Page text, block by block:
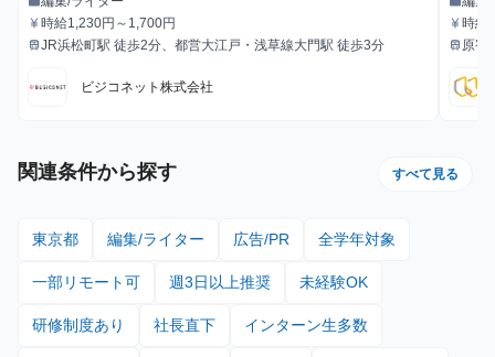
職種
給与
currency_yen時給1,230円～1,700円
最寄駅
trainJR浜松町駅 徒歩2分、都営大江戸・浅草線大門駅 徒歩3分
ビジコネット株式会社
職種
給与
currency_yen時給
最寄駅
train 原宿
関連条件から探す すべて見る
東京都 編集/ライター 広告/PR 全学年対象
一部リモート可 週3日以上推奨 未経験OK
研修制度あり 社長直下 インターン生多数